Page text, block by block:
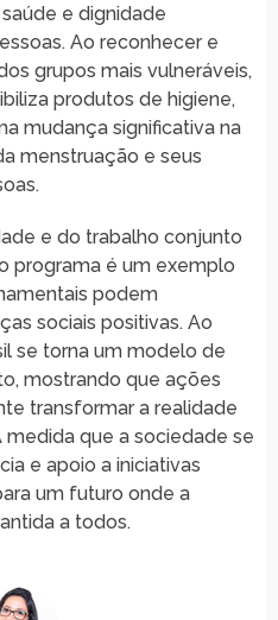
e dignidade
Ao reconhecer e
grupos mais vulneráveis,
produtos de higiene,
mudança significativa na
menstruação e seus
e do trabalho conjunto
programa é um exemplo
podem
sociais positivas. Ao
se torna um modelo de
mostrando que ações
transformar a realidade
que a sociedade se
e apoio a iniciativas
um futuro onde a
a todos.